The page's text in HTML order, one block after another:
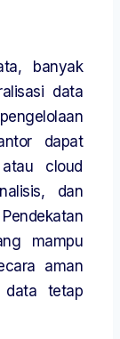
banyak
data
dapat
cloud
dan
mampu
aman
data tetap